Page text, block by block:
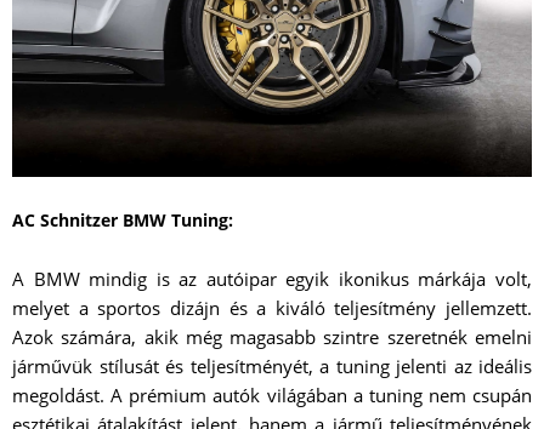
AC Schnitzer BMW Tuning:
A BMW mindig is az autóipar egyik ikonikus márkája volt,
melyet a sportos dizájn és a kiváló teljesítmény jellemzett.
Azok számára, akik még magasabb szintre szeretnék emelni
járművük stílusát és teljesítményét, a tuning jelenti az ideális
megoldást. A prémium autók világában a tuning nem csupán